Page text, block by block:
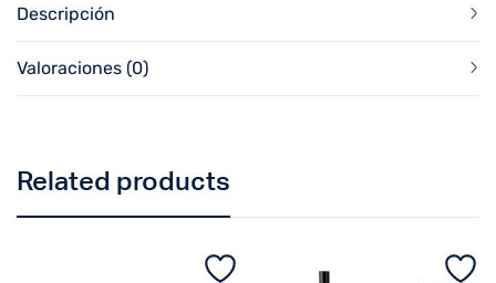
Descripción
Valoraciones (0)
Related products